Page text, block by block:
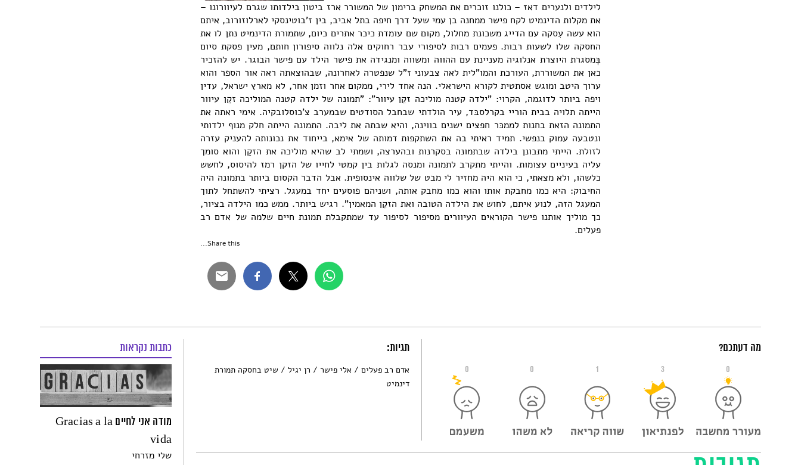
לילדים ולנערים דאז – כולנו זוכרים את המשחק ברימון של המשורר ארז ביטון בילדותו שגרם לעיוורונו –
את מקלות הדינמיט לקח פישר ממחנה בן עמי שעל דרך חיפה בתל אביב, בין ז'בוטינסקי לארלוזורוב, איתם
הוא עשה עִסקה עם הדייג משכונת מחלול, מקום שם עומדת כיכר אתרים כיום, שתמורת הדינמיט נתן לו את
החסקה שלו לשעות רבות. פעמים רבות לסיפורי עבר רחוקים אלה נלווה סיפורון חותם, מעין פסקת סיום
בְּמסגרת היוצרת אנלוגיה מעניינת עם ההווה ומשווה ומנגידה את פישר הילד עם פישר הבוגר. יש להזכיר
כאן את המשוררת, העורכת והמו"לית לאה צבעוני ז"ל שנפטרה לאחרונה, שבהוצאתה ראה אור הספר והוא
ערוך היטב ומוגש אסתטית לקורא הישראלי. הנה אחד לירי, ממקום אחר וזמן אחר, לא מארץ ישראל, עדין
ויפה ביותר לדוגמה, הקרוי: "ילדה קטנה מוליכה זקֵן עיוור": "תמונה של ילדה קטנה המוליכה זקֵן עיוור
הייתה תלויה בבית הוריי בקרלסבּד, עיר הולדתי שבחבל הסודטים שבמערב צ'כוסלובקיה. אימי ראתה את
התמונה הזאת בחנות לממכּר חפצים ישנים בווינה, והיא שבתה את ליבה. התמונה הייתה חלק מנוף ילדותי
ונטבעה עמוק בנפשי. תמיד ראיתי בה את השתקפות דמותה של אימא, בייחוד את נכונותה להעניק עזרה
לזולת. הייתי מתבונן בילדה שבתמונה בסקרנות ובהערצה, ושמתי לב שהיא מוליכה את הזקֵן והוא סומך
עליה בעיניים עצומות. והייתי מתקרב לתמונה ומנסה לגלות בין קמטי לחייו של הזקן רמז להיסוס, לחשש
כלשהו, ולא מצאתי, כי הוא היה מחזיר לי מבט של שלווה אינסופית. אבל הדבר הקסום ביותר בתמונה היה
החיבוק: היא כמו מחבקת אותו והוא כמו מחבק אותה, ושניהם פוסעים יחד במעגל. רציתי להשתחל לתוך
המעגל הזה, לנוע איתם, לחוש את הילדה הטובה ואת הזקֵן המאמין". רגיש ביותר. ממש כמו הילדה בציור,
כך מוליך אותנו פישר הקוראים העיוורים מסיפור לסיפור עד שמתקבלת תמונת חיים שלמה של אדם רב
פעלים.
Share this...
מה דעתכם?
0 0 1 3 0
תגיות:
אדם רב פעלים אלי פישר רן יגיל
שיט בחסקה תמורת
דינמיט
כתבות נקראות
מודה אני לחיים Gracias a la
vida
שלי מזרחי